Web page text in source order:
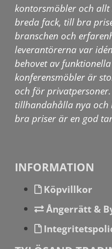
kontorsmöbler och
breda fack, till bra
branschen och
leverantörerna var
behovet av
konferensmöbler är
och för
tillhandahålla nya och
bra priser är en god
INFORMATION
Köpvillkor
Ångerrätt &